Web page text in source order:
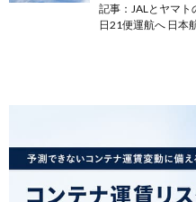
記事：JALとヤマ
日21便運航へ 日本